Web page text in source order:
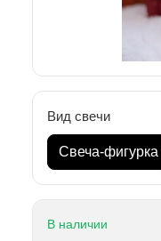
Вид свечи
Свеча-фигурка
В наличии